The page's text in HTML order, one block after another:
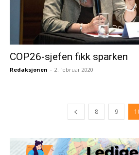
COP26-sjefen fikk sparken
Redaksjonen - 2. februar 2020
8 9